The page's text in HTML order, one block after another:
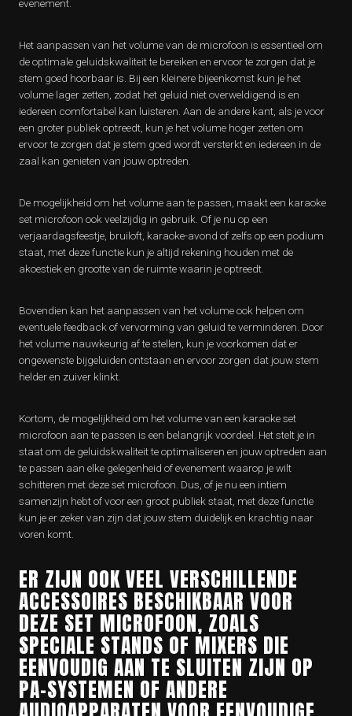
evenement.
Het aanpassen van het volume van de microfoon is essentieel om
de optimale geluidskwaliteit te bereiken en ervoor te zorgen dat je
stem goed hoorbaar is. Bij een kleinere bijeenkomst kun je het
volume lager zetten, zodat het geluid niet overweldigend is en
iedereen comfortabel kan luisteren. Aan de andere kant, als je voor
een groter publiek optreedt, kun je het volume hoger zetten om
ervoor te zorgen dat je stem goed wordt versterkt en iedereen in de
zaal kan genieten van jouw optreden.
De mogelijkheid om het volume aan te passen, maakt een karaoke
set microfoon ook veelzijdig in gebruik. Of je nu op een
verjaardagsfeestje, bruiloft, karaoke-avond of zelfs op een podium
staat, met deze functie kun je altijd rekening houden met de
akoestiek en grootte van de ruimte waarin je optreedt.
Bovendien kan het aanpassen van het volume ook helpen om
eventuele feedback of vervorming van geluid te verminderen. Door
het volume nauwkeurig af te stellen, kun je voorkomen dat er
ongewenste bijgeluiden ontstaan en ervoor zorgen dat jouw stem
helder en zuiver klinkt.
Kortom, de mogelijkheid om het volume van een karaoke set
microfoon aan te passen is een belangrijk voordeel. Het stelt je in
staat om de geluidskwaliteit te optimaliseren en jouw optreden aan
te passen aan elke gelegenheid of evenement waarop je wilt
schitteren met deze set microfoon. Dus, of je nu een intiem
samenzijn hebt of voor een groot publiek staat, met deze functie
kun je er zeker van zijn dat jouw stem duidelijk en krachtig naar
voren komt.
ER ZIJN OOK VEEL VERSCHILLENDE
ACCESSOIRES BESCHIKBAAR VOOR
DEZE SET MICROFOON, ZOALS
SPECIALE STANDS OF MIXERS DIE
EENVOUDIG AAN TE SLUITEN ZIJN OP
PA-SYSTEMEN OF ANDERE